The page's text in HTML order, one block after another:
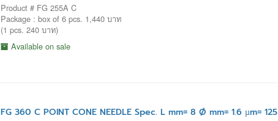
Product # FG 255A C
Package : box of 6 pcs. 1,440 บาท
(1 pcs. 240 บาท)
Available on sale
FG 360 C POINT CONE NEEDLE Spec. L mm= 8 Ø mm= 1.6 µm= 125